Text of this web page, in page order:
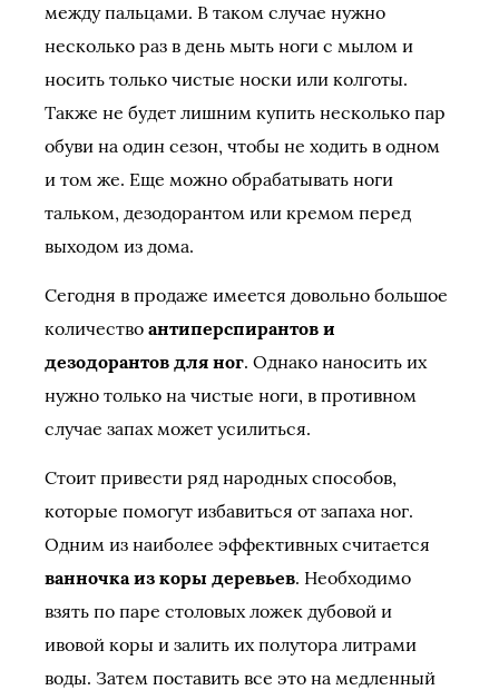
между пальцами. В таком случае нужно
несколько раз в день мыть ноги с мылом и
носить только чистые носки или колготы.
Также не будет лишним купить несколько пар
обуви на один сезон, чтобы не ходить в одном
и том же. Еще можно обрабатывать ноги
тальком, дезодорантом или кремом перед
выходом из дома.
Сегодня в продаже имеется довольно большое
количество антиперспирантов и
дезодорантов для ног. Однако наносить их
нужно только на чистые ноги, в противном
случае запах может усилиться.
Стоит привести ряд народных способов,
которые помогут избавиться от запаха ног.
Одним из наиболее эффективных считается
ванночка из коры деревьев. Необходимо
взять по паре столовых ложек дубовой и
ивовой коры и залить их полутора литрами
воды. Затем поставить все это на медленный